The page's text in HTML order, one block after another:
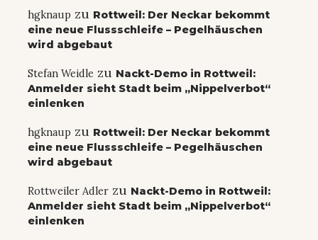
hgknaup zu Rottweil: Der Neckar bekommt
eine neue Flussschleife – Pegelhäuschen
wird abgebaut
Stefan Weidle zu Nackt-Demo in Rottweil:
Anmelder sieht Stadt beim „Nippelverbot“
einlenken
hgknaup zu Rottweil: Der Neckar bekommt
eine neue Flussschleife – Pegelhäuschen
wird abgebaut
Rottweiler Adler zu Nackt-Demo in Rottweil:
Anmelder sieht Stadt beim „Nippelverbot“
einlenken